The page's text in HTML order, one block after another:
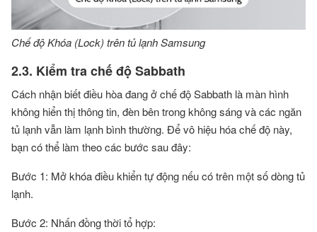
Chế độ Khóa (Lock) trên tủ lạnh Samsung
2.3. Kiểm tra chế độ Sabbath
Cách nhận biết điều hòa đang ở chế độ Sabbath là màn hình
không hiển thị thông tin, đèn bên trong không sáng và các ngăn
tủ lạnh vẫn làm lạnh bình thường. Để vô hiệu hóa chế độ này,
bạn có thể làm theo các bước sau đây:
Bước 1: Mở khóa điều khiển tự động nếu có trên một số dòng tủ
lạnh.
Bước 2: Nhấn đồng thời tổ hợp: